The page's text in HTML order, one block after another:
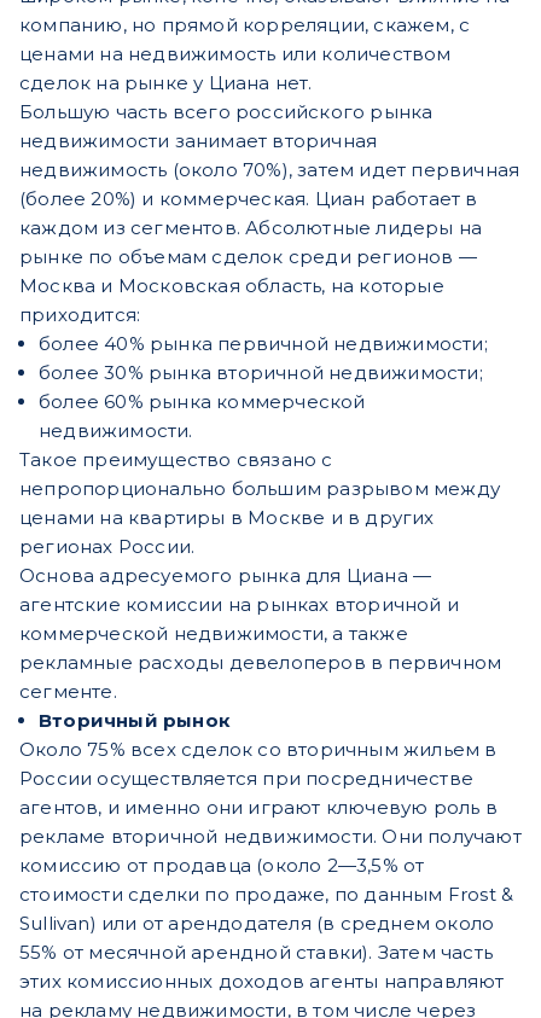
компанию, но прямой корреляции, скажем, с
ценами на недвижимость или количеством
сделок на рынке у Циана нет.
Большую часть всего российского рынка
недвижимости занимает вторичная
недвижимость (около 70%), затем идет первичная
(более 20%) и коммерческая. Циан работает в
каждом из сегментов. Абсолютные лидеры на
рынке по объемам сделок среди регионов —
Москва и Московская область, на которые
приходится:
более 40% рынка первичной недвижимости;
более 30% рынка вторичной недвижимости;
более 60% рынка коммерческой
недвижимости.
Такое преимущество связано с
непропорционально большим разрывом между
ценами на квартиры в Москве и в других
регионах России.
Основа адресуемого рынка для Циана —
агентские комиссии на рынках вторичной и
коммерческой недвижимости, а также
рекламные расходы девелоперов в первичном
сегменте.
Вторичный рынок
Около 75% всех сделок со вторичным жильем в
России осуществляется при посредничестве
агентов, и именно они играют ключевую роль в
рекламе вторичной недвижимости. Они получают
комиссию от продавца (около 2—3,5% от
стоимости сделки по продаже, по данным Frost &
Sullivan) или от арендодателя (в среднем около
55% от месячной арендной ставки). Затем часть
этих комиссионных доходов агенты направляют
на рекламу недвижимости, в том числе через